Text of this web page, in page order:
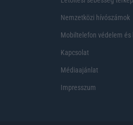
Nemzetközi hívószámok
Mobiltelefon védelem és
Kapcsolat
Médiaajánlat
Impresszum